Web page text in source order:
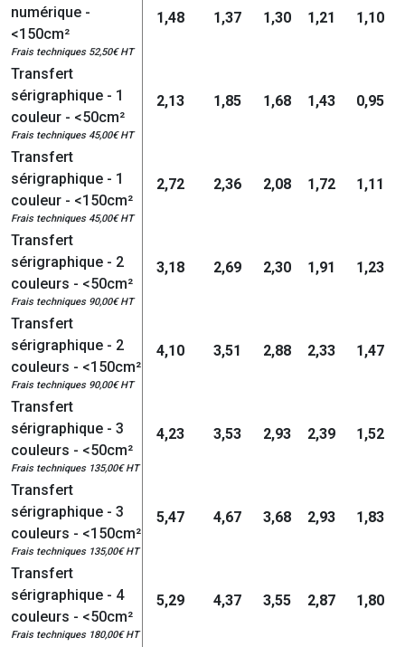
numérique -
<150cm²
Frais techniques 52,50€ HT
1,48 1,37 1,30 1,21 1,10
Transfert
sérigraphique - 1
couleur - <50cm²
Frais techniques 45,00€ HT
2,13 1,85 1,68 1,43 0,95
Transfert
sérigraphique - 1
couleur - <150cm²
Frais techniques 45,00€ HT
2,72 2,36 2,08 1,72 1,11
Transfert
sérigraphique - 2
couleurs - <50cm²
Frais techniques 90,00€ HT
3,18 2,69 2,30 1,91 1,23
Transfert
sérigraphique - 2
couleurs - <150cm²
Frais techniques 90,00€ HT
4,10 3,51 2,88 2,33 1,47
Transfert
sérigraphique - 3
couleurs - <50cm²
Frais techniques 135,00€ HT
4,23 3,53 2,93 2,39 1,52
Transfert
sérigraphique - 3
couleurs - <150cm²
Frais techniques 135,00€ HT
5,47 4,67 3,68 2,93 1,83
Transfert
sérigraphique - 4
couleurs - <50cm²
Frais techniques 180,00€ HT
5,29 4,37 3,55 2,87 1,80